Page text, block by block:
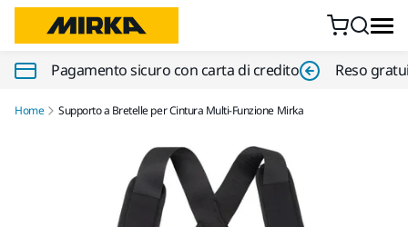
Pagamento sicuro con carta di credito Reso
Home Supporto a Bretelle per Cintura Multi-Funzione Mirka